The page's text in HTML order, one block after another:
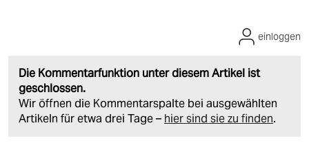
Die Kommentarfunktion unter diesem Artikel ist
geschlossen.
Wir öffnen die Kommentarspalte bei ausgewählten
Artikeln für etwa drei Tage – hier sind sie zu finden.
einloggen